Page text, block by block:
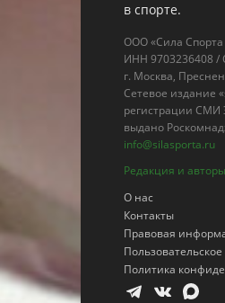
в спорте.
ООО «Сила
ИНН 9703236408 /
г. Москва,
Сетевое издание
регистрации СМИ
выдано
info@silasporta.ru
Редакция и авторы
О нас
Контакты
Правовая
Политика